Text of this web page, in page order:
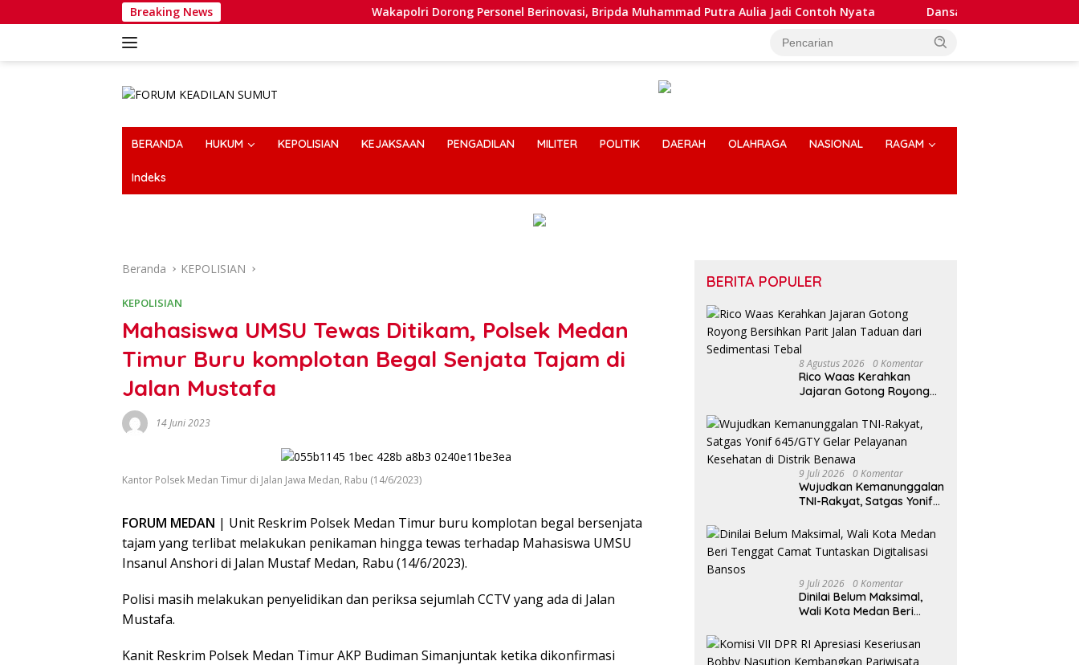
ke
Breaking News Wakapolri Dorong Personel Berinovasi, Bripda Muhammad Putra Aulia Jadi Contoh Nyata Dansatlat Brimob Korbrimob Buka
BERANDA HUKUM KEPOLISIAN KEJAKSAAN PENGADILAN MILITER POLITIK DAERAH OLAHRAGA NASIONAL RAGAM
Indeks
Beranda KEPOLISIAN
KEPOLISIAN
Mahasiswa UMSU Tewas Ditikam, Polsek Medan
Timur Buru komplotan Begal Senjata Tajam di
Jalan Mustafa
14 Juni 2023
Kantor Polsek Medan Timur di Jalan Jawa Medan, Rabu (14/6/2023)
FORUM MEDAN | Unit Reskrim Polsek Medan Timur buru komplotan begal bersenjata
tajam yang terlibat melakukan penikaman hingga tewas terhadap Mahasiswa UMSU
Insanul Anshori di Jalan Mustaf Medan, Rabu (14/6/2023).
Polisi masih melakukan penyelidikan dan periksa sejumlah CCTV yang ada di Jalan
Mustafa.
Kanit Reskrim Polsek Medan Timur AKP Budiman Simanjuntak ketika dikonfirmasi
BERITA POPULER
8 Agustus 2026 0 Komentar
Rico Waas Kerahkan
Jajaran Gotong Royong
Taduan dari Sedimentasi
Tebal
9 Juli 2026 0 Komentar
Wujudkan Kemanunggalan
TNI-Rakyat, Satgas Yonif
Kesehatan di Distrik
Benawa
9 Juli 2026 0 Komentar
Dinilai Belum Maksimal,
Wali Kota Medan Beri
Digitalisasi Bansos